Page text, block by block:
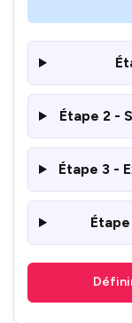
Étape 2 -
Étape 3 -